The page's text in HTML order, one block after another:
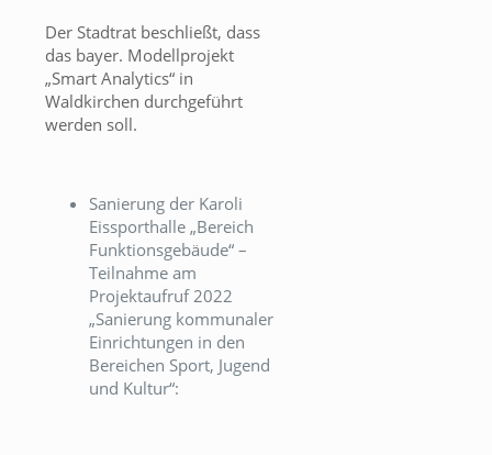
Der Stadtrat beschließt, dass
das bayer. Modellprojekt
„Smart Analytics“ in
Waldkirchen durchgeführt
werden soll.
Sanierung der Karoli
Eissporthalle „Bereich
Funktionsgebäude“ –
Teilnahme am
Projektaufruf 2022
„Sanierung kommunaler
Einrichtungen in den
Bereichen Sport, Jugend
und Kultur“: